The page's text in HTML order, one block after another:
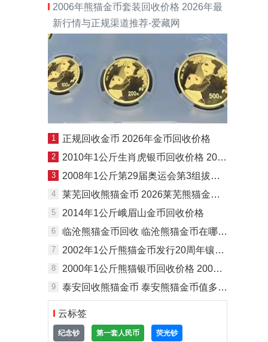
2006年熊猫金币套装回收价格 2026年最
新行情与正规渠道推荐-爱藏网
1 正规回收金币 2026年金币回收价格
2 2010年1公斤生肖虎银币回收价格 2010年1公斤生肖虎银币回收电话
3 2008年1公斤第29届奥运会第3组拔河彩银币回收价格 2008年1公斤第29届奥运会第3组拔河彩银币回收电话
4 莱芜回收熊猫金币 2026莱芜熊猫金币价格
5 2014年1公斤峨眉山金币回收价格
6 临沧熊猫金币回收 临沧熊猫金币在哪里回收
7 2002年1公斤熊猫金币发行20周年镶金银币回收价格 2002年1公斤熊猫金币发行20周年镶金银币回收电话
8 2000年1公斤熊猫银币回收价格 2000年1公斤熊猫银币回收电话
9 泰安回收熊猫金币 泰安熊猫金币值多少钱
云标签
纪念钞 第一套人民币 荧光钞